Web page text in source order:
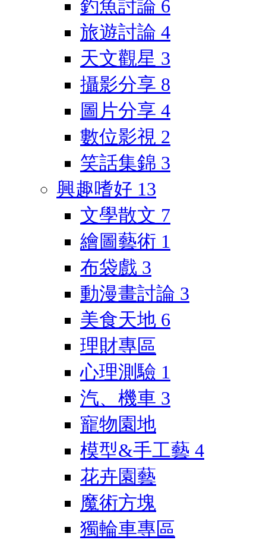
釣魚討論 6
旅遊討論 4
天文觀星 3
攝影分享 8
圖片分享 4
數位影視 2
笑話集錦 3
興趣嗜好 13
文學散文 7
繪圖藝術 1
布袋戲 3
動漫畫討論 3
美食天地 6
理財專區
心理測驗 1
汽、機車 3
寵物園地
模型&手工藝 4
花卉園藝
魔術方塊
獨輪車專區